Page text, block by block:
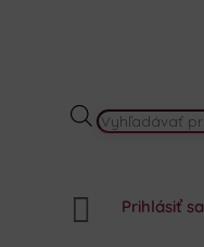
PRODUCTS
 Prihlásiť sa